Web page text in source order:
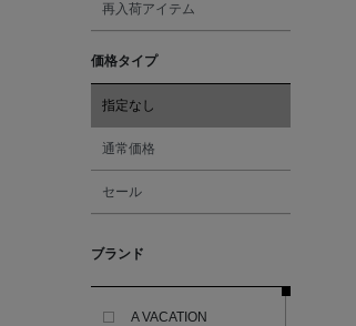
再入荷アイテム
価格タイプ
指定なし
通常価格
セール
ブランド
A VACATION